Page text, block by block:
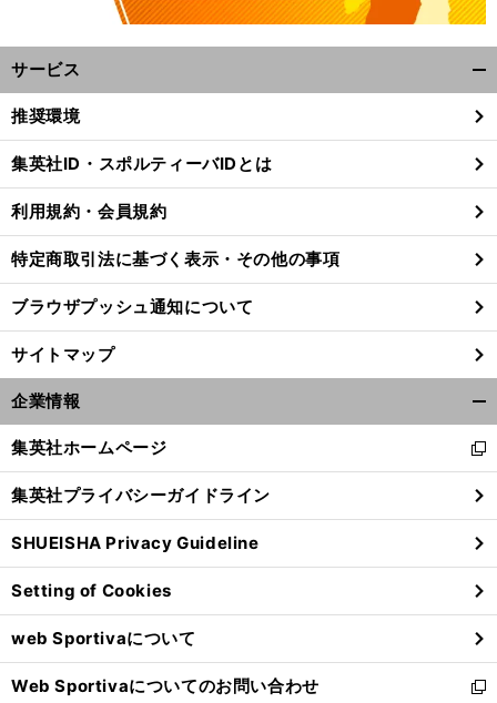
、
プ
前
サービス
閉
る
推奨環境
集英社ID・スポルティーバIDとは
利用規約・会員規約
特定商取引法に基づく表示・その他の事項
ブラウザプッシュ通知について
サイトマップ
企業情報
閉
る
集英社ホームページ
新
し
い
ウ
ィ
ン
ド
ウ
で
開
く
集英社プライバシーガイドライン
SHUEISHA Privacy Guideline
Setting of Cookies
web Sportivaについて
Web Sportivaについてのお問い合わせ
新